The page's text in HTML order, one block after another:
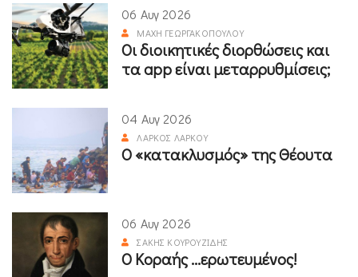
06 Αυγ 2026
ΜΆΧΗ ΓΕΩΡΓΑΚΟΠΟΎΛΟΥ
Οι διοικητικές διορθώσεις και
τα app είναι μεταρρυθμίσεις;
04 Αυγ 2026
ΛΆΡΚΟΣ ΛΆΡΚΟΥ
Ο «κατακλυσμός» της Θέουτα
06 Αυγ 2026
ΣΆΚΗΣ ΚΟΥΡΟΥΖΊΔΗΣ
Ο Κοραής ...ερωτευμένος!